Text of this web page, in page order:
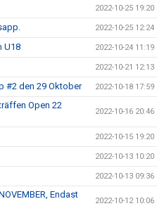
2022-10-25 19:20
2022-10-25 12:24
U18 2022-10-24 11:19
2022-10-21 12:13
#2 den 29 Oktober 2022-10-18 17:59
Open 22
2022-10-16 20:46
2022-10-15 19:20
2022-10-13 10:20
2022-10-13 09:36
Endast
2022-10-12 10:06